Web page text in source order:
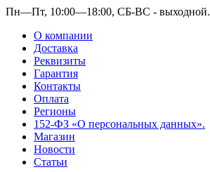
Пн—Пт, 10:00—18:00, СБ-ВС - выходной.
О компании
Доставка
Реквизиты
Гарантия
Контакты
Оплата
Регионы
152-ФЗ «О персональных данных».
Магазин
Новости
Статьи